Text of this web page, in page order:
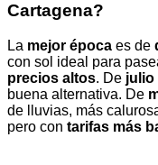
Cartagena?
La mejor época es de
con sol ideal para
precios altos. De julio
buena alternativa. De
de lluvias, más
pero con tarifas más